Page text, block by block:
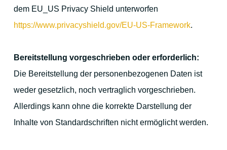
dem EU_US Privacy Shield unterworfen
https://www.privacyshield.gov/EU-US-Framework.
Bereitstellung vorgeschrieben oder erforderlich:
Die Bereitstellung der personenbezogenen Daten ist
weder gesetzlich, noch vertraglich vorgeschrieben.
Allerdings kann ohne die korrekte Darstellung der
Inhalte von Standardschriften nicht ermöglicht werden.